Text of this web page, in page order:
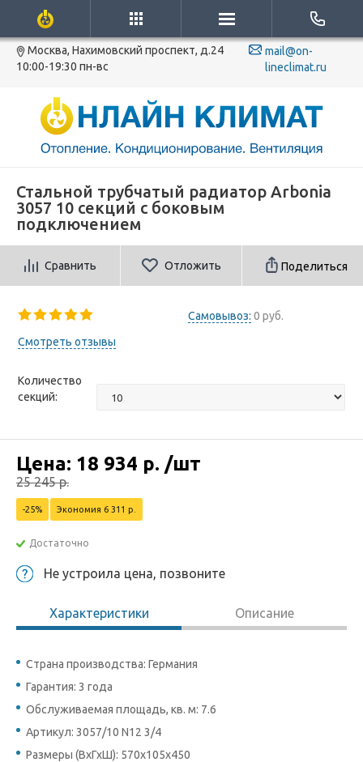
Москва, Нахимовский проспект, д.24
10:00-19:30 пн-вс
mail@on-
lineclimat.ru
Стальной трубчатый радиатор Arbonia
3057 10 секций с боковым
подключением
Сравнить Отложить Поделиться
Самовывоз: 0 руб.
Смотреть отзывы
Количество
секций:
Цена: 18 934 р. /шт
25 245р.
-25% Экономия 6 311 р.
Достаточно
Не устроила цена, позвоните
Характеристики Описание
Страна производства: Германия
Гарантия: 3 года
Обслуживаемая площадь, кв. м: 7.6
Артикул: 3057/10 N12 3/4
Размеры (ВхГхШ): 570х105х450